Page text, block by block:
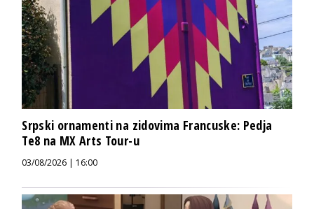
Srpski ornamenti na zidovima Francuske: Pedja
Te8 na MX Arts Tour-u
03/08/2026 | 16:00